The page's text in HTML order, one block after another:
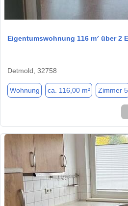
Eigentumswohnung 116 m² über 2
Detmold, 32758
Wohnung ca. 116,00 m² Zimmer 5